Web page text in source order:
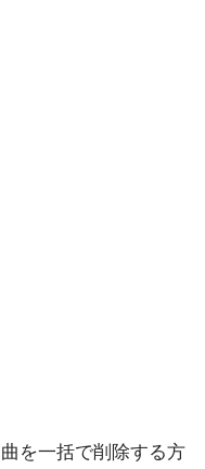
を一括で削除する方